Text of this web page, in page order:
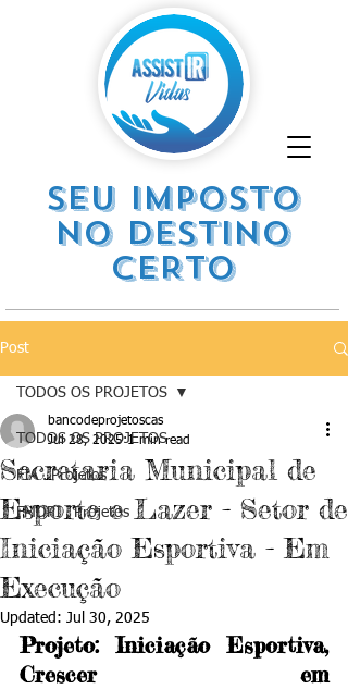
SEU IMPOSTO
NO DESTINO
CERTO
Post
TODOS OS PROJETOS
FIA . Projetos
FMDPI . Projetos
TODOS OS PROJETOS
Secretaria Municipal de
Esporte e Lazer - Setor de
Iniciação Esportiva - Em
Execução
bancodeprojetoscas
Jul 28, 2025 1 min read
Updated: Jul 30, 2025
Projeto: Iniciação Esportiva,
Crescer em